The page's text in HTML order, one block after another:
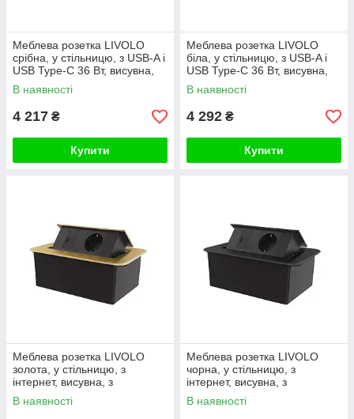
Меблева розетка LIVOLO
срібна, у стільницю, з USB-A і
USB Type-C 36 Вт, висувна,
плавне відкриття, алюміній
В наявності
4 217 ₴
Купити
Меблева розетка LIVOLO
біла, у стільницю, з USB-A і
USB Type-C 36 Вт, висувна,
плавне відкриття, алюміній
В наявності
4 292 ₴
Купити
Меблева розетка LIVOLO
золота, у стільницю, з
інтернет, висувна, з
заземленням, плавне
відкриття, алюміній
В наявності
Меблева розетка LIVOLO
чорна, у стільницю, з
інтернет, висувна, з
заземленням, плавне
відкриття, алюміній
В наявності